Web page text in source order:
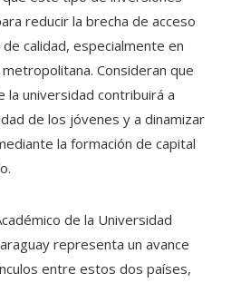
reducir la brecha de acceso
calidad, especialmente en
Consideran que
la universidad contribuirá a
de los jóvenes y a dinamizar
la formación de capital
de la Universidad
representa un avance
entre estos dos países,